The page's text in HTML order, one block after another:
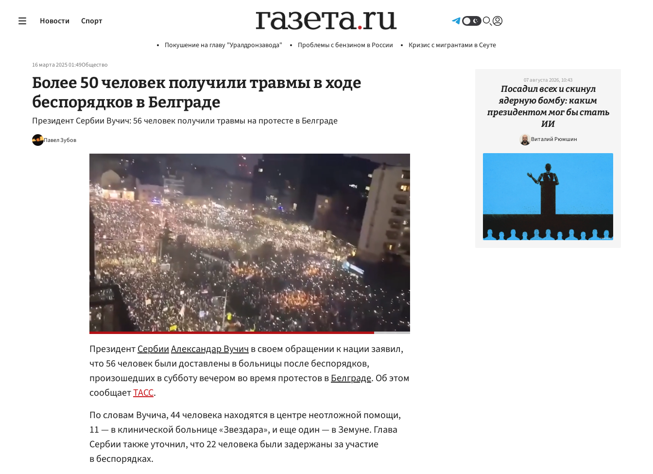
Новости Спорт
Покушение на главу "Уралдронзавода" Проблемы с бензином в России Кризис с мигрантами в Сеуте
16 марта 2025 01:49Общество
Более 50 человек получили травмы в ходе
беспорядков в Белграде
Президент Сербии Вучич: 56 человек получили травмы на протесте в Белграде
Павел Зубов
ПрезидентСербииАлександар Вучичв своем обращении к нации заявил,
что 56 человек были доставлены в больницы после беспорядков,
произошедших в субботу вечером во время протестов вБелграде. Об этом
сообщаетТАСС.
По словам Вучича, 44 человека находятся в центре неотложной помощи,
11 — в клинической больнице «Звездара», и еще один — в Земуне. Глава
Сербии также уточнил, что 22 человека были задержаны за участие
в беспорядках.
07 августа 2026, 10:43
Посадил всех и скинул
ядерную бомбу: каким
президентом мог бы стать
ИИ
Виталий Рюмшин